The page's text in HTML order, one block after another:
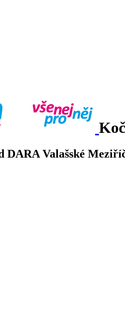
Valašské